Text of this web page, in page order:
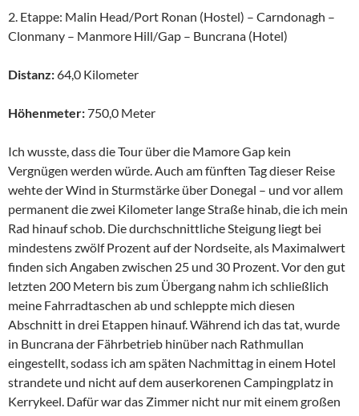
2. Etappe: Malin Head/Port Ronan (Hostel) – Carndonagh –
Clonmany – Manmore Hill/Gap – Buncrana (Hotel)
Distanz:64,0 Kilometer
Höhenmeter:750,0 Meter
Ich wusste, dass die Tour über die Mamore Gap kein
Vergnügen werden würde. Auch am fünften Tag dieser Reise
wehte der Wind in Sturmstärke über Donegal – und vor allem
permanent die zwei Kilometer lange Straße hinab, die ich mein
Rad hinauf schob. Die durchschnittliche Steigung liegt bei
mindestens zwölf Prozent auf der Nordseite, als Maximalwert
finden sich Angaben zwischen 25 und 30 Prozent. Vor den gut
letzten 200 Metern bis zum Übergang nahm ich schließlich
meine Fahrradtaschen ab und schleppte mich diesen
Abschnitt in drei Etappen hinauf. Während ich das tat, wurde
in Buncrana der Fährbetrieb hinüber nach Rathmullan
eingestellt, sodass ich am späten Nachmittag in einem Hotel
strandete und nicht auf dem auserkorenen Campingplatz in
Kerrykeel. Dafür war das Zimmer nicht nur mit einem großen